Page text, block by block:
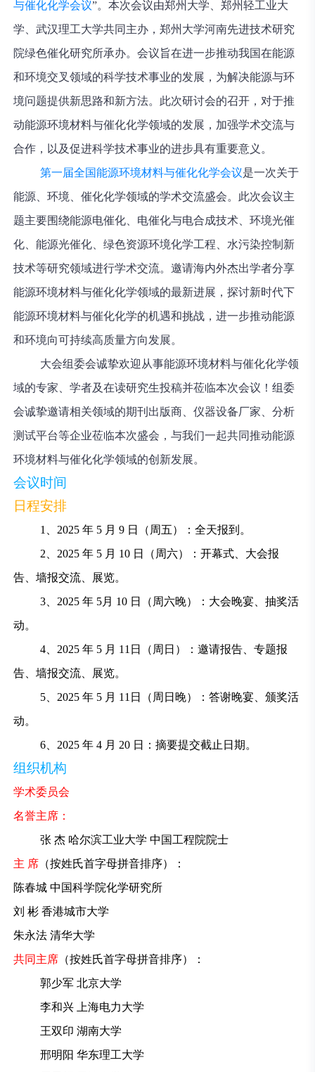
与催化化学会议”。本次会议由郑州大学、郑州轻工业大
学、武汉理工大学共同主办，郑州大学河南先进技术研究
院绿色催化研究所承办。会议旨在进一步推动我国在能源
和环境交叉领域的科学技术事业的发展，为解决能源与环
境问题提供新思路和新方法。此次研讨会的召开，对于推
动能源环境材料与催化化学领域的发展，加强学术交流与
合作，以及促进科学技术事业的进步具有重要意义‌。
第一届全国能源环境材料与催化化学会议是一次关于
能源、环境、催化化学领域的学术交流盛会。此次会议主
题主要围绕能源电催化、电催化与电合成技术、环境光催
化、能源光催化、绿色资源环境化学工程、水污染控制新
技术等研究领域进行学术交流。邀请海内外杰出学者分享
能源环境材料与催化化学领域的最新进展，探讨新时代下
能源环境材料与催化化学的机遇和挑战，进一步推动能源
和环境向可持续高质量方向发展。
大会组委会诚挚欢迎从事能源环境材料与催化化学领
域的专家、学者及在读研究生投稿并莅临本次会议！组委
会诚挚邀请相关领域的期刊出版商、仪器设备厂家、分析
测试平台等企业莅临本次盛会，与我们一起共同推动能源
环境材料与催化化学领域的创新发展。
会议时间
日程安排
1、2025 年 5 月 9 日（周五）：全天报到。
2、2025 年 5 月 10 日（周六）：开幕式、大会报
告、墙报交流、展览。
3、2025 年 5月 10 日（周六晚）：大会晚宴、抽奖活
动。
4、2025 年 5 月 11日（周日）：邀请报告、专题报
告、墙报交流、展览。
5、2025 年 5 月 11日（周日晚）：答谢晚宴、颁奖活
动。
6、2025 年 4 月 20 日：摘要提交截止日期。
组织机构
学术委员会
名誉主席：
张 杰 哈尔滨工业大学 中国工程院院士
主 席 （按姓氏首字母拼音排序）：
陈春城 中国科学院化学研究所
刘 彬 香港城市大学
朱永法 清华大学
共同主席 （按姓氏首字母拼音排序）：
郭少军 北京大学
李和兴 上海电力大学
王双印 湖南大学
邢明阳 华东理工大学